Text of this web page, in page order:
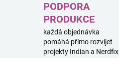
PODPORA
PRODUKCE
každá objednávka
pomáhá přímo rozvíjet
projekty Indian a Nerdfix